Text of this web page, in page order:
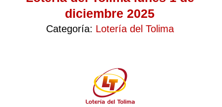
diciembre 2025
Categoría: Lotería del Tolima